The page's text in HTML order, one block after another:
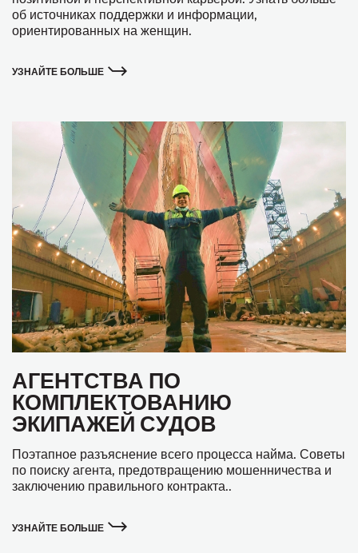
об источниках поддержки и информации,
ориентированных на женщин.
УЗНАЙТЕ БОЛЬШЕ
АГЕНТСТВА ПО
КОМПЛЕКТОВАНИЮ
ЭКИПАЖЕЙ СУДОВ
Поэтапное разъяснение всего процесса найма. Советы
по поиску агента, предотвращению мошенничества и
заключению правильного контракта..
УЗНАЙТЕ БОЛЬШЕ